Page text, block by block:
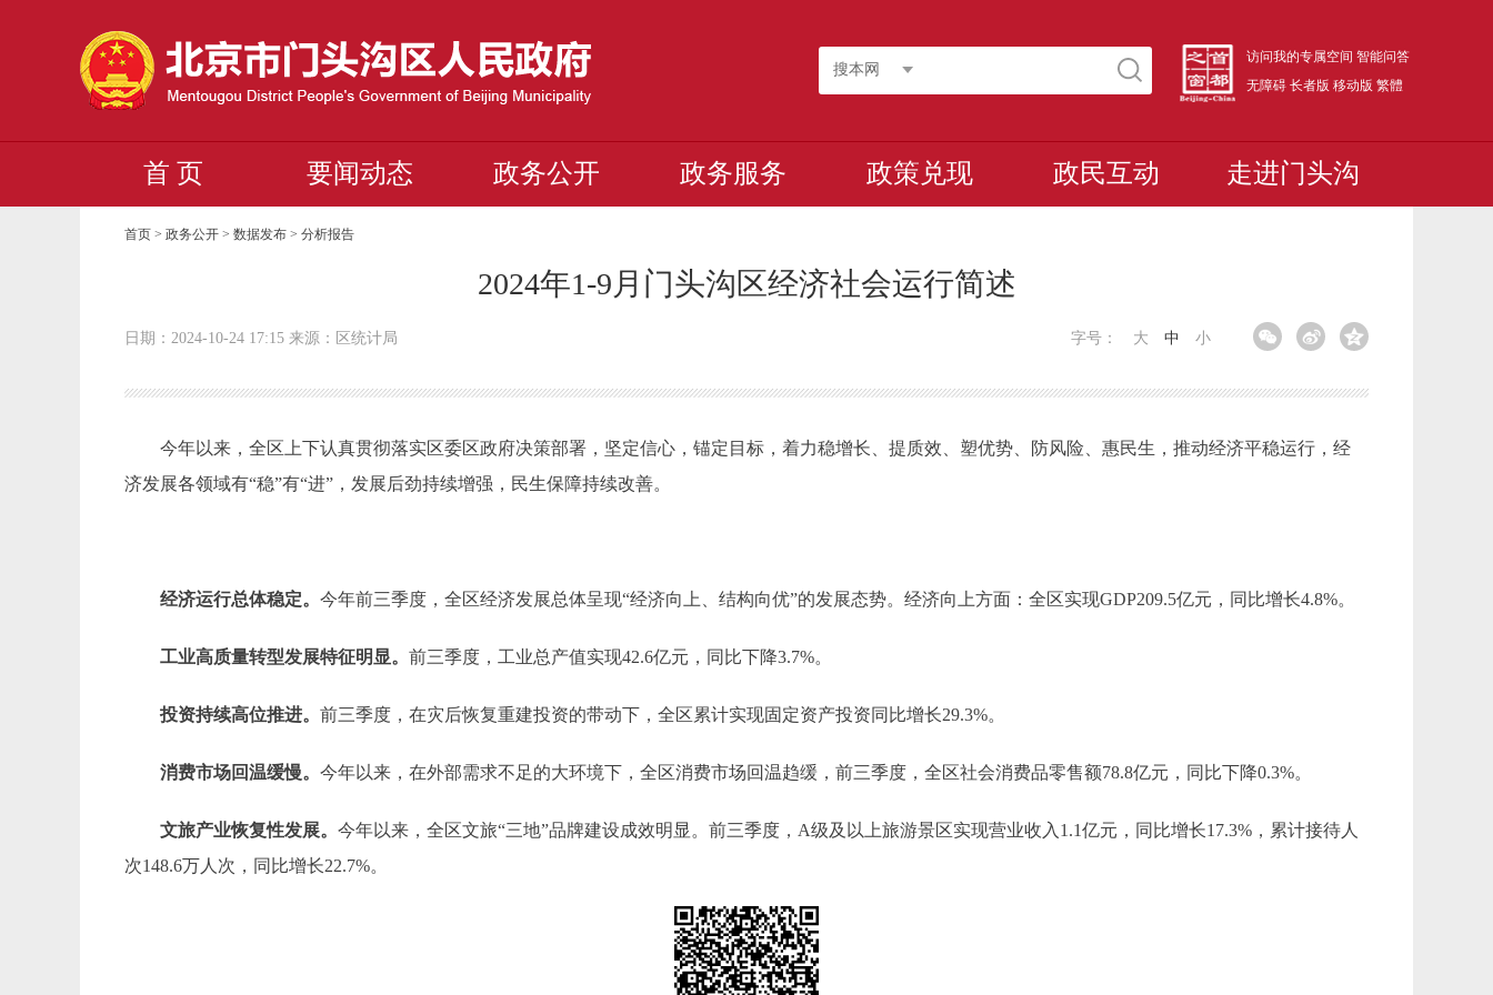
搜本网
访问我的专属空间 智能问答
无障碍 长者版 移动版 繁體
首 页 要闻动态 政务公开 政务服务 政策兑现 政民互动 走进门头沟
首页 > 政务公开 > 数据发布 >分析报告
2024年1-9月门头沟区经济社会运行简述
日期：2024-10-24 17:15 来源：区统计局 字号： 大 中 小
今年以来，全区上下认真贯彻落实区委区政府决策部署，坚定信心，锚定目标，着力稳增长、提质效、塑优势、防风险、惠民生，推动经济平稳运行，经
济发展各领域有“稳”有“进”，发展后劲持续增强，民生保障持续改善。
经济运行总体稳定。今年前三季度，全区经济发展总体呈现“经济向上、结构向优”的发展态势。经济向上方面：全区实现GDP209.5亿元，同比增长4.8%。
工业高质量转型发展特征明显。前三季度，工业总产值实现42.6亿元，同比下降3.7%。
投资持续高位推进。前三季度，在灾后恢复重建投资的带动下，全区累计实现固定资产投资同比增长29.3%。
消费市场回温缓慢。今年以来，在外部需求不足的大环境下，全区消费市场回温趋缓，前三季度，全区社会消费品零售额78.8亿元，同比下降0.3%。
文旅产业恢复性发展。今年以来，全区文旅“三地”品牌建设成效明显。前三季度，A级及以上旅游景区实现营业收入1.1亿元，同比增长17.3%，累计接待人
次148.6万人次，同比增长22.7%。